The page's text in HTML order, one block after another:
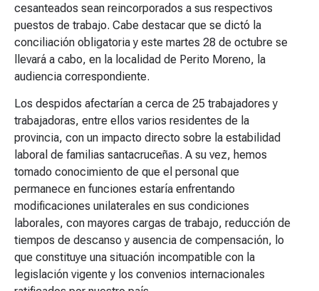
cesanteados sean reincorporados a sus respectivos
puestos de trabajo. Cabe destacar que se dictó la
conciliación obligatoria y este martes 28 de octubre se
llevará a cabo, en la localidad de Perito Moreno, la
audiencia correspondiente.
Los despidos afectarían a cerca de 25 trabajadores y
trabajadoras, entre ellos varios residentes de la
provincia, con un impacto directo sobre la estabilidad
laboral de familias santacruceñas. A su vez, hemos
tomado conocimiento de que el personal que
permanece en funciones estaría enfrentando
modificaciones unilaterales en sus condiciones
laborales, con mayores cargas de trabajo, reducción de
tiempos de descanso y ausencia de compensación, lo
que constituye una situación incompatible con la
legislación vigente y los convenios internacionales